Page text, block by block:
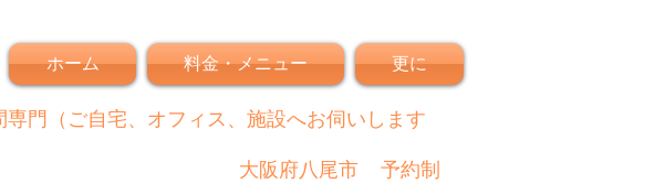
ホーム 料金・メニュー 更に
専門（ご自宅、オフィス、施設へお伺いします
大阪府八尾市 予約制